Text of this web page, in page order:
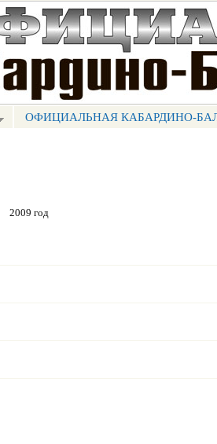
Перейти к
основному
содержанию
ОФИЦИАЛЬНАЯ КАБАРДИНО-
2009 год